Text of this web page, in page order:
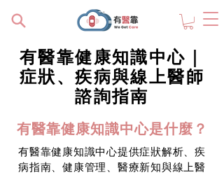
有醫靠健康知識中心｜
症狀、疾病與線上醫師
諮詢指南
有醫靠健康知識中心是什麼？
有醫靠健康知識中心提供症狀解析、疾
病指南、健康管理、醫療新知與線上醫